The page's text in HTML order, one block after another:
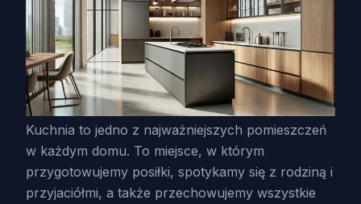
Kuchnia to jedno z najważniejszych pomieszczeń
w każdym domu. To miejsce, w którym
przygotowujemy posiłki, spotykamy się z rodziną i
przyjaciółmi, a także przechowujemy wszystkie